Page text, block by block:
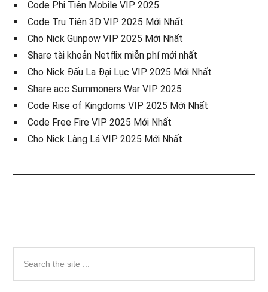
Code Phi Tiên Mobile VIP 2025
Code Tru Tiên 3D VIP 2025 Mới Nhất
Cho Nick Gunpow VIP 2025 Mới Nhất
Share tài khoản Netflix miễn phí mới nhất
Cho Nick Đấu La Đại Lục VIP 2025 Mới Nhất
Share acc Summoners War VIP 2025
Code Rise of Kingdoms VIP 2025 Mới Nhất
Code Free Fire VIP 2025 Mới Nhất
Cho Nick Làng Lá VIP 2025 Mới Nhất
Sidebar
chính
the